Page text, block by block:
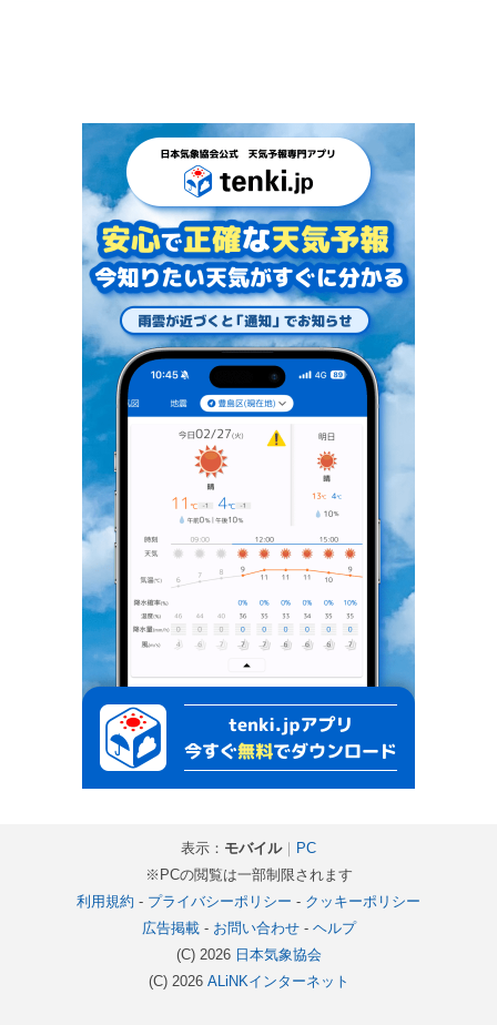
表示： モバイル｜ PC
※PCの閲覧は一部制限されます
利用規約 - プライバシーポリシー - クッキーポリシー
広告掲載- お問い合わせ- ヘルプ
(C) 2026 日本気象協会
(C) 2026 ALiNKインターネット